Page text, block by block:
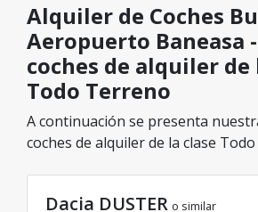
Alquiler de Coches
Aeropuerto Baneasa
coches de alquiler de
Todo Terreno
A continuación se presenta
coches de alquiler de la clase
puedes elegir el modelo ideal de la
Dacia DUSTER o similar